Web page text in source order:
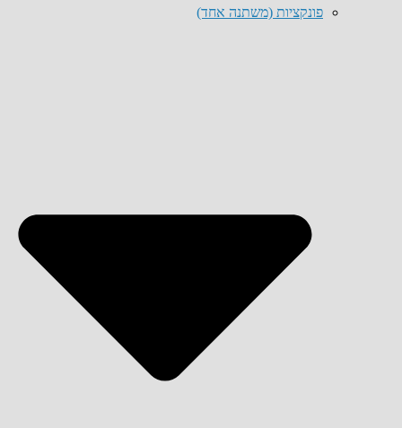
פונקציות (משתנה אחד)